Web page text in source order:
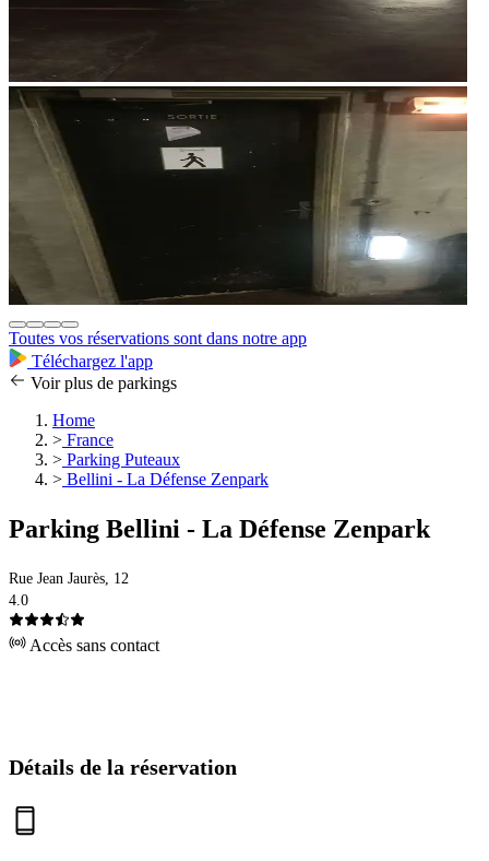
Toutes vos réservations sont dans notre app
Téléchargez l'app
Voir plus de parkings
Home
> France
> Parking Puteaux
> Bellini - La Défense Zenpark
Parking Bellini - La Défense Zenpark
Rue Jean Jaurès, 12
4.0
Accès sans contact
Détails de la réservation